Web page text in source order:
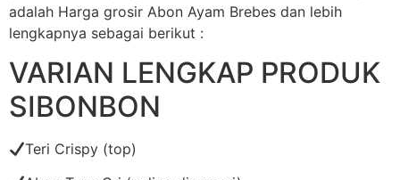
adalah Harga grosir Abon Ayam Brebes dan lebih
lengkapnya sebagai berikut :
VARIAN LENGKAP PRODUK
SIBONBON
Teri Crispy (top)